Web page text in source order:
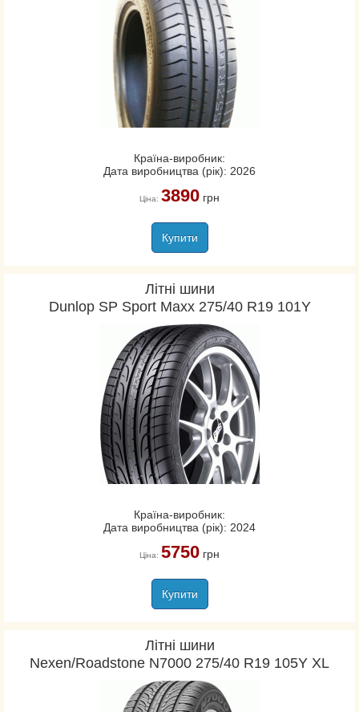
Країна-виробник:
Дата виробництва (рік): 2026
Ціна: 3890грн
Купити
Літні шини
Dunlop SP Sport Maxx 275/40 R19 101Y
Країна-виробник:
Дата виробництва (рік): 2024
Ціна: 5750грн
Купити
Літні шини
Nexen/Roadstone N7000 275/40 R19 105Y XL